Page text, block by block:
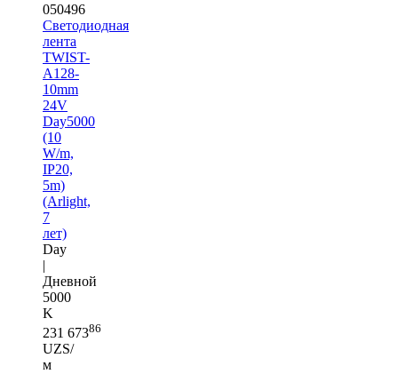
050496
Светодиодная
лента
TWIST-
A128-
10mm
24V
Day5000
(10
W/m,
IP20,
5m)
(Arlight,
7
лет)
Day
|
Дневной
5000
K
231 67386
UZS/
м